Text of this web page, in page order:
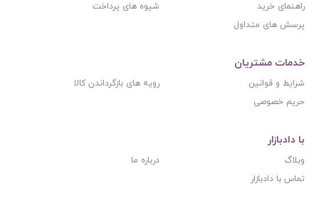
راهنمای خرید
شیوه های پرداخت
پرسش های متداول
خدمات مشتریان
شرایط و قوانین
رویه های بازگرداندن کالا
حریم خصوصی
با دادبازار
وبلاگ
درباره ما
تماس با دادبازار